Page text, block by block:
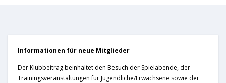
Informationen für neue Mitglieder
Der Klubbeitrag beinhaltet den Besuch der Spielabende, der
Trainingsveranstaltungen für Jugendliche/Erwachsene sowie der